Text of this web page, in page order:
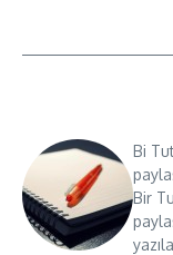
Bi
Bir